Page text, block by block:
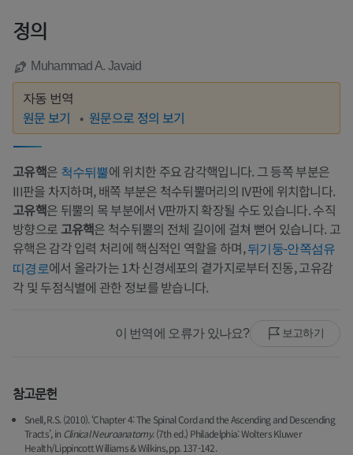
정의
Muhammad A. Javaid
자동 번역
원문 보기 원문으로 정의 보기
고유핵은 척수뒤뿔에 위치한 주요 감각핵입니다. 그 등쪽 부분은
III판을 차지하며, 배쪽 부분은 척수뒤뿔머리의 IV판에 위치합니다.
고유핵은 뒤뿔의 목 부분에서 V판까지 확장될 수도 있습니다. 수직
방향으로 고유핵은 척수뒤뿔의 전체 길이에 걸쳐 뻗어 있습니다. 고
유핵은 감각 입력 처리에 핵심적인 역할을 하며,뒤기둥-안쪽섬유
띠경로에서 올라가는 1차 신경세포의 곁가지로부터 진동, 고유감
각 및 두점식별에 관한 정보를 받습니다.
이 번역에 오류가 있나요? 보고하기
참고문헌
Snell, R.S. (2010). ‘Chapter 4: The Spinal Cord and the Ascending and Descending
Tracts’, inClinical Neuroanatomy. (7th ed.) Philadelphia: Wolters Kluwer
Health/Lippincott Williams & Wilkins, pp. 137-142.